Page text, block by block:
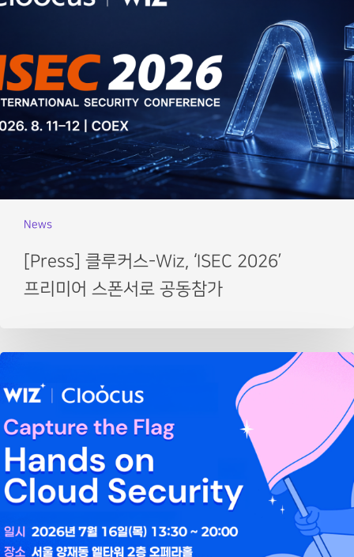
News
[Press] 클루커스-Wiz, ‘ISEC 2026’
프리미어 스폰서로 공동참가